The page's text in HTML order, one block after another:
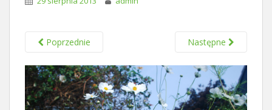
Poprzednie Następne